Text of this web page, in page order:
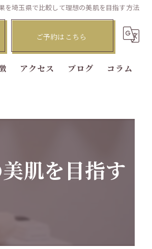
を埼玉県で比較して理想の美肌を目指す方法
ご予約はこちら
アクセス ブログ コラム
肌を目指す